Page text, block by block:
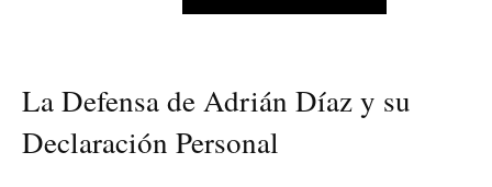
La Defensa de Adrián Díaz y su
Declaración Personal